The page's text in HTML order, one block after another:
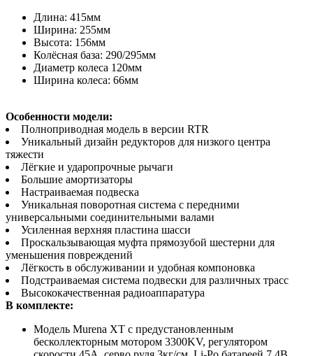
Длина: 415мм
Ширина: 255мм
Высота: 156мм
Колёсная база: 290/295мм
Диаметр колеса 120мм
Ширина колеса: 66мм
Особенности модели:
Полноприводная модель в версии RTR
Уникальный дизайн редукторов для низкого центра
тяжести
Лёгкие и ударопрочные рычаги
Большие амортизаторы
Настраиваемая подвеска
Уникальная поворотная система с передними
универсальными соединительными валами
Усиленная верхняя пластина шасси
Проскальзывающая муфта прямозубой шестерни для
уменьшения повреждений
Лёгкость в обслуживании и удобная компоновка
Подстраиваемая система подвески для различных трасс
Высококачественная радиоаппаратура
В комплекте:
Модель Murena XT с предустановленным
бесколлекторным мотором 3300KV, регулятором